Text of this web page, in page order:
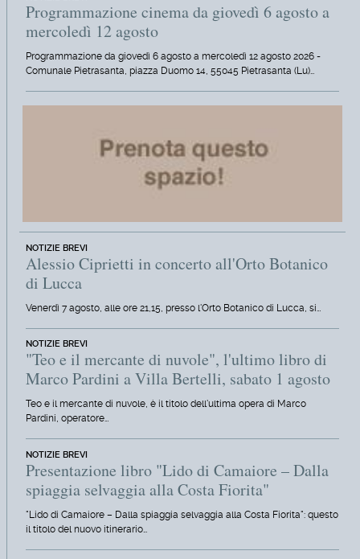
Programmazione cinema da giovedì 6 agosto a
mercoledì 12 agosto
Programmazione da giovedì 6 agosto a mercoledì 12 agosto 2026 -
Comunale Pietrasanta, piazza Duomo 14, 55045 Pietrasanta (Lu)…
NOTIZIE BREVI
Alessio Ciprietti in concerto all'Orto Botanico
di Lucca
Venerdì 7 agosto, alle ore 21,15, presso l'Orto Botanico di Lucca, si…
NOTIZIE BREVI
"Teo e il mercante di nuvole", l'ultimo libro di
Marco Pardini a Villa Bertelli, sabato 1 agosto
Teo e il mercante di nuvole, è il titolo dell'ultima opera di Marco
Pardini, operatore…
NOTIZIE BREVI
Presentazione libro "Lido di Camaiore – Dalla
spiaggia selvaggia alla Costa Fiorita"
"Lido di Camaiore – Dalla spiaggia selvaggia alla Costa Fiorita": questo
il titolo del nuovo itinerario…